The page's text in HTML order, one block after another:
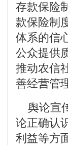
存款保险
款保险制
体系的信
公众提供
推动农信
善经营管
舆论宣
论正确认
利益等方